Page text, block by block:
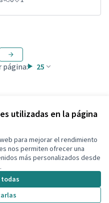
utilizadas en la página
para mejorar el rendimiento
nos permiten ofrecer una
más personalizados desde
página: 25